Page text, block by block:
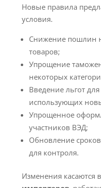
Новые правила
условия.
Снижение пошлин
товаров;
Упрощение
некоторых
Введение льгот
использующих
Упрощенное
участников ВЭД;
Обновление
для контроля.
Изменения касаются